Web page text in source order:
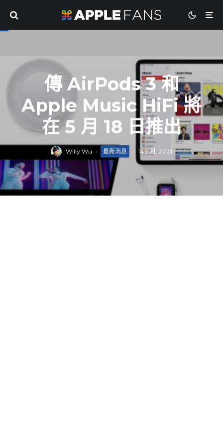
傳 AirPods 3 和
Apple Music HiFi 將
在 5 月 18 日推出
Willy Wu · 最新消息 14 5 月, 2021